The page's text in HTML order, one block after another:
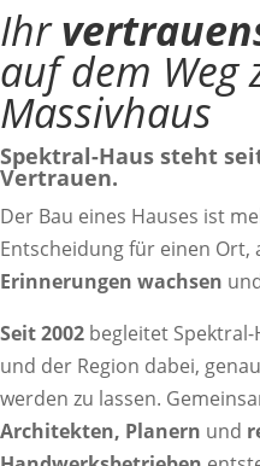
Ihr
auf dem Weg
Massivhaus
Spektral-Haus steht
Vertrauen.
Der Bau eines Hauses ist
Entscheidung für einen Ort,
Erinnerungen wachsen
Seit 2002 begleitet
und der Region dabei,
werden zu lassen.
Architekten, Planern und